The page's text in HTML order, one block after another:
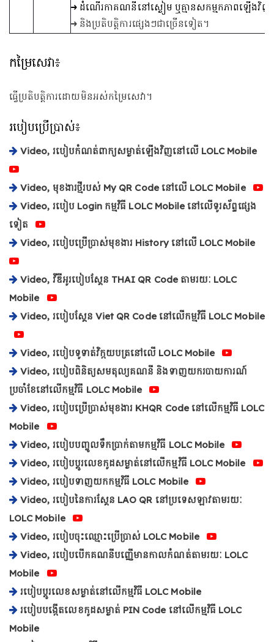
ដំណើរកាគណនីនៅស្ងៀម ឬគ្មានសកម្មកភាពឡើងវិញ
និងប្រតិបត្តិការផ្សេងៗជាច្រើនទៀត។
កម្រៃសេវា៖
ធ្វើប្រតិបត្តិការដោយមិនអស់កម្រៃសេវា។
របៀបប្រើប្រាស់៖
Video, របៀបកំណត់ពាក្យសម្ងាត់ឡើងវិញនៅលើ LOLC Mobile
Video, មុខងារថ្មីរបស់ My QR Code នៅលើ LOLC Mobile
Video, របៀប Login កម្មវិធី LOLC Mobile នៅលើទូរស័ព្ទផ្សេង
ទៀត
Video, របៀបប្រើប្រាស់មុខងារ History នៅលើ LOLC Mobile
Video, វីឌីអូរបៀបស្គែន THAI QR Code តាមរយៈ LOLC
Mobile
Video, របៀបស្គែន Viet QR Code នៅលើកម្មវិធី LOLC Mobile
Video, របៀបទូទាត់វិក្កយបត្រនៅលើ LOLC Mobile
Video, របៀបពិនិត្យសមតុល្យគណនី និងទាញយករបាយការណ៍
ប្រចាំខែនៅលើកម្មវិធី LOLC Mobile
Video, របៀបប្រើប្រាស់មុខងារ KHQR Code នៅលើកម្មវិធី​ LOLC
Mobile
Video, របៀបបញ្ចូលទឹកប្រាក់តាមកម្មវិធី LOLC Mobile
Video, របៀបប្តូរលេខកូដសម្ងាត់នៅលើកម្មវិធី LOLC Mobile
Video, របៀបទាញយកកម្មវិធី LOLC Mobile
Video, របៀបនៃការស្គែន LAO QR នៅប្រទេសឡាវតាមរយៈ
LOLC Mobile
Video, របៀបចុះឈ្មោះប្រើប្រាស់ LOLC Mobile
Video, របៀបបើកគណនីបញ្ញើមានកាលកំណត់តាមរយៈ​ LOLC
Mobile
របៀបប្ដូរលេខសម្ងាត់នៅលើកម្មវិធី LOLC Mobile
របៀបបង្កើតលេខកូដសម្ងាត់ PIN Code នៅលើកម្មវិធី LOLC
Mobile